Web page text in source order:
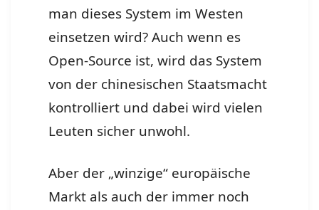
man dieses System im Westen
einsetzen wird? Auch wenn es
Open-Source ist, wird das System
von der chinesischen Staatsmacht
kontrolliert und dabei wird vielen
Leuten sicher unwohl.
Aber der „winzige“ europäische
Markt als auch der immer noch